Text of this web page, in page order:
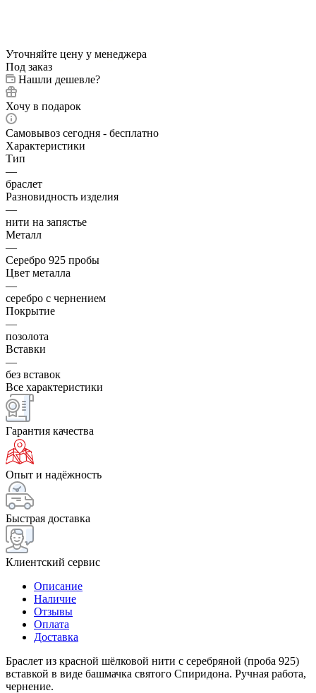
Уточняйте цену у менеджера
Под заказ
Нашли дешевле?
Хочу в подарок
Самовывоз сегодня - бесплатно
Характеристики
Тип
—
браслет
Разновидность изделия
—
нити на запястье
Металл
—
Серебро 925 пробы
Цвет металла
—
серебро с чернением
Покрытие
—
позолота
Вставки
—
без вставок
Все характеристики
Гарантия качества
Опыт и надёжность
Быстрая доставка
Клиентский сервис
Описание
Наличие
Отзывы
Оплата
Доставка
Браслет из красной шёлковой нити с серебряной (проба 925)
вставкой в виде башмачка святого Спиридона. Ручная работа,
чернение.